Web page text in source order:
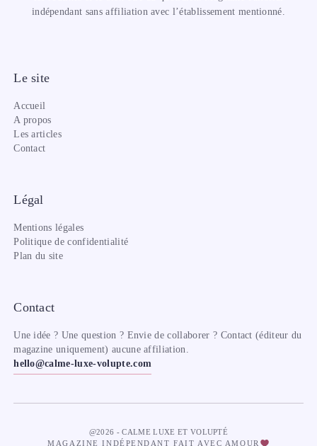
indépendant sans affiliation avec l’établissement mentionné.
Le site
Accueil
A propos
Les articles
Contact
Légal
Mentions légales
Politique de confidentialité
Plan du site
Contact
Une idée ? Une question ? Envie de collaborer ? Contact (éditeur du
magazine uniquement) aucune affiliation.
hello@calme-luxe-volupte.com
@2026 - CALME LUXE ET VOLUPTÉ
MAGAZINE INDÉPENDANT FAIT AVEC AMOUR